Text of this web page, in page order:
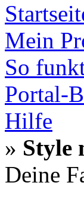
Mein
So
Portal-
Hilfe
» Style
Deine